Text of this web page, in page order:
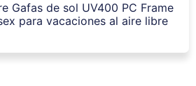
Gafas de sol UV400 PC Frame
para vacaciones al aire libre